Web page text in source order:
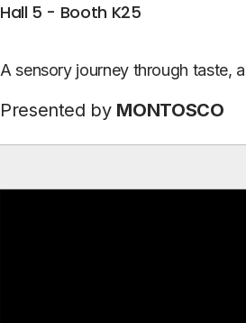
Hall 5 - Booth K25
A sensory journey through taste,
Presented by MONTOSCO